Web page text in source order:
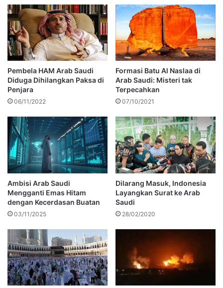
Pembela HAM Arab Saudi
Diduga Dihilangkan Paksa di
Penjara
06/11/2022
Formasi Batu Al Naslaa di
Arab Saudi: Misteri tak
Terpecahkan
07/10/2021
Ambisi Arab Saudi
Mengganti Emas Hitam
dengan Kecerdasan Buatan
03/11/2025
Dilarang Masuk, Indonesia
Layangkan Surat ke Arab
Saudi
28/02/2020